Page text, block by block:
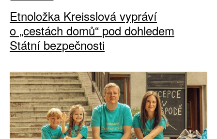
Etnoložka Kreisslová vypráví
o „cestách domů“ pod dohledem
Státní bezpečnosti